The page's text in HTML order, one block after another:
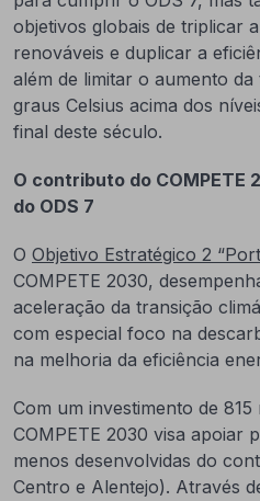
objetivos globais de triplicar
renováveis e duplicar a
além de limitar o aumento
graus Celsius acima dos
final deste século.
O contributo do COMPETE
do ODS 7
O Objetivo Estratégico 2
COMPETE 2030,
aceleração da transição
com especial foco na
na melhoria da eficiência
Com um investimento de
COMPETE 2030 visa apoiar
menos desenvolvidas do
Centro e Alentejo). Através